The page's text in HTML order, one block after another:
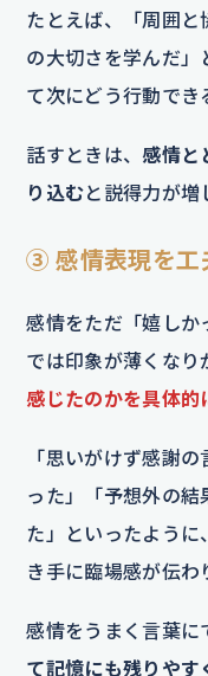
たとえば、「周囲と
の大切さを学んだ」
て次にどう行動でき
話すときは、感情と
り込むと説得力が増
③ 感情表現を工
感情をただ「嬉しか
では印象が薄くなり
感じたのかを具体的
「思いがけず感謝
った」「予想外の
た」といったように
き手に臨場感が伝わ
感情をうまく言葉に
て記憶にも残りやす